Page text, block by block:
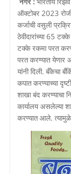
ऑक्टोबर 2023 रोजी
कर्जाची वसुली
ठेवीदारांच्या 65
टक्के रकमा परत
परत करण्यात येणार
यांनी दिली. बँकेचा
कपात करण्याच्या
शाखा बंद करण्याचा
कार्यालय असलेल्या
करण्यात आले. त्यामुळे